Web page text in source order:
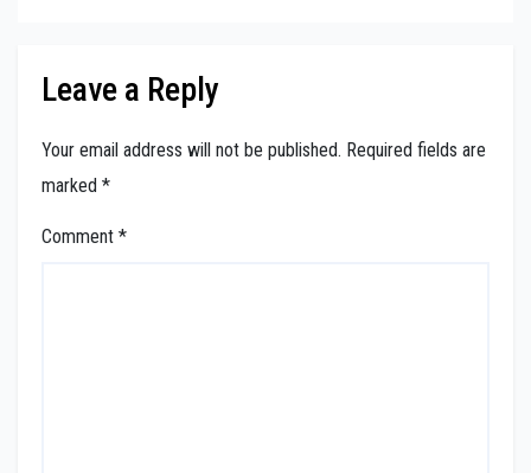
Leave a Reply
Your email address will not be published. Required fields are
marked *
Comment *